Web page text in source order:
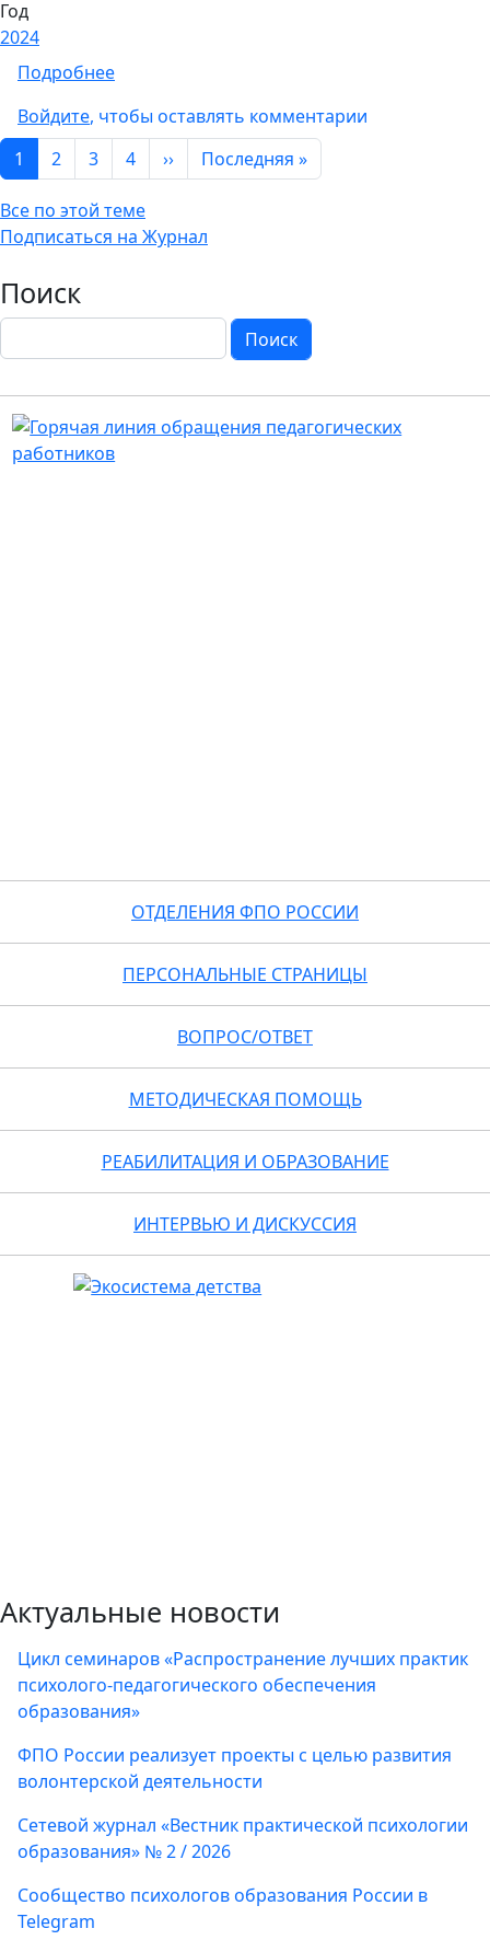
Год
2024
Подробнеео Новый выпуск сетевого журнала
Войдите, чтобы оставлять комментарии
Нумерация страниц
1 2 3 4 ››Следующая страница
Последняя »Последняя страница
Все по этой теме
Подписаться на Журнал
Поиск
Поиск
ОТДЕЛЕНИЯ ФПО РОССИИ
ПЕРСОНАЛЬНЫЕ СТРАНИЦЫ
ВОПРОС/ОТВЕТ
МЕТОДИЧЕСКАЯ ПОМОЩЬ
РЕАБИЛИТАЦИЯ И ОБРАЗОВАНИЕ
ИНТЕРВЬЮ И ДИСКУССИЯ
Актуальные новости
Цикл семинаров «Распространение лучших практик
психолого-педагогического обеспечения
образования»
ФПО России реализует проекты с целью развития
волонтерской деятельности
Сетевой журнал «Вестник практической психологии
образования» № 2 / 2026
Сообщество психологов образования России в
Telegram